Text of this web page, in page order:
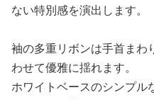
ない特別感を演出します。
袖の多重リボンは手首まわ
わせて優雅に揺れます。
ホワイトベースのシンプル